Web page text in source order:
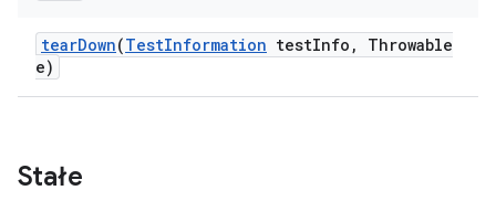
tearDown(TestInformation testInfo ,
Throwable
e)
Stałe